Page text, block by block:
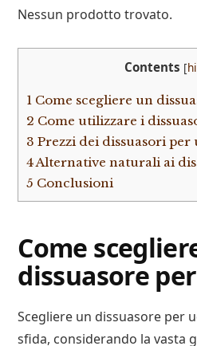
Nessun prodotto trovato.
Contents [
1 Come scegliere un
2 Come utilizzare i
3 Prezzi dei dissuasori per
4Alternative naturali ai
5 Conclusioni
Come
dissuasore
Scegliere un dissuasore per
sfida, considerando la vasta